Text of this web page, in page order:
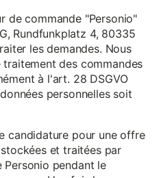
de commande "Personio"
Rundfunkplatz 4, 80335
les demandes. Nous
des commandes
à l'art. 28 DSGVO
personnelles soit
candidature pour une offre
et traitées par
pendant le